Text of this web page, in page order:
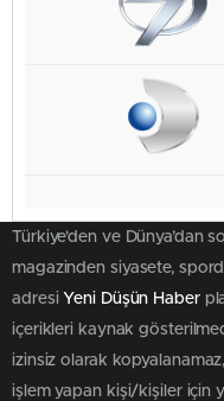
Türkiye'den ve Dünya’dan
magazinden siyasete,
adresi Yeni Düşün Haber
içerikleri kaynak
izinsiz olarak
işlem yapan kişi/kişiler için